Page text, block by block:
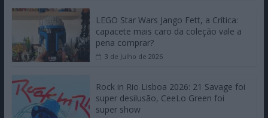
LEGO Star Wars Jango Fett, a Crítica:
capacete mais caro da coleção vale a
pena comprar?
3 de Julho de 2026
Rock in Rio Lisboa 2026: 21 Savage foi
super desilusão, CeeLo Green foi
super show